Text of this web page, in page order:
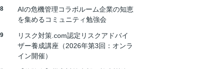
AIの危機管理コラボルーム企業の知恵
を集めるコミュニティ勉強会
リスク対策.com認定リスクアドバイ
ザー養成講座（2026年第3回：オンラ
イン開催）